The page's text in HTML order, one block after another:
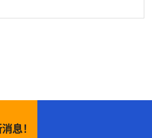
息！